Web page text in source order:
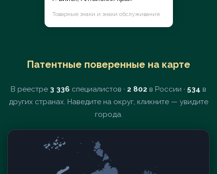
Товарные знаки и знаки обслуживания
Патентные поверенные на карте
В реестре 3 336 специалистов · 2 802 в России · 534 в
других странах. Наведите на округ, кликните — увидите
города.